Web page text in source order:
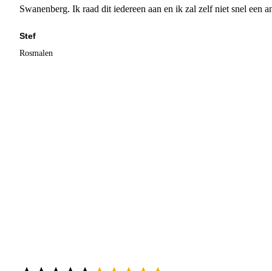
Swanenberg. Ik raad dit iedereen aan en ik zal zelf niet snel een
Stef
Rosmalen